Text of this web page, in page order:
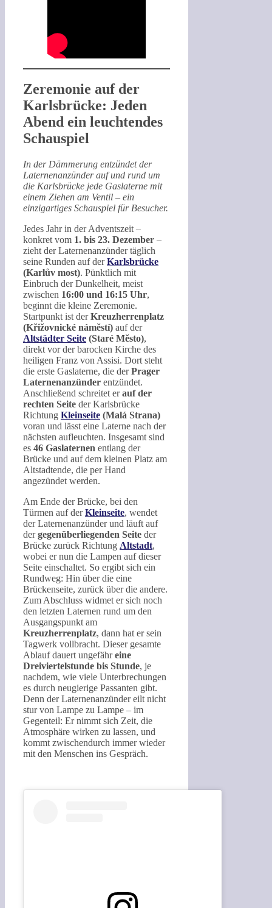
Zeremonie auf der
Karlsbrücke: Jeden
Abend ein leuchtendes
Schauspiel
In der Dämmerung entzündet der
Laternenanzünder auf und rund um
die Karlsbrücke jede Gaslaterne mit
einem Ziehen am Ventil – ein
einzigartiges Schauspiel für Besucher.
Jedes Jahr in der Adventszeit –
konkret vom 1. bis 23. Dezember –
zieht der Laternenanzünder täglich
seine Runden auf derKarlsbrücke
(Karlův most). Pünktlich mit
Einbruch der Dunkelheit, meist
zwischen 16:00 und 16:15 Uhr,
beginnt die kleine Zeremonie.
Startpunkt ist derKreuzherrenplatz
(Křižovnické náměstí) auf der
Altstädter Seite (Staré Město),
direkt vor der barocken Kirche des
heiligen Franz von Assisi. Dort steht
die erste Gaslaterne, die derPrager
Laternenanzünder entzündet.
Anschließend schreitet erauf der
rechten Seite der Karlsbrücke
Richtung Kleinseite (Malá Strana)
voran und lässt eine Laterne nach der
nächsten aufleuchten. Insgesamt sind
es 46 Gaslaternen entlang der
Brücke und auf dem kleinen Platz am
Altstadtende, die per Hand
angezündet werden.
Am Ende der Brücke, bei den
Türmen auf derKleinseite, wendet
der Laternenanzünder und läuft auf
dergegenüberliegenden Seite der
Brücke zurück Richtung Altstadt,
wobei er nun die Lampen auf dieser
Seite einschaltet. So ergibt sich ein
Rundweg: Hin über die eine
Brückenseite, zurück über die andere.
Zum Abschluss widmet er sich noch
den letzten Laternen rund um den
Ausgangspunkt am
Kreuzherrenplatz, dann hat er sein
Tagwerk vollbracht. Dieser gesamte
Ablauf dauert ungefähreine
Dreiviertelstunde bis Stunde, je
nachdem, wie viele Unterbrechungen
es durch neugierige Passanten gibt.
Denn der Laternenanzünder eilt nicht
stur von Lampe zu Lampe – im
Gegenteil: Er nimmt sich Zeit, die
Atmosphäre wirken zu lassen, und
kommt zwischendurch immer wieder
mit den Menschen ins Gespräch.